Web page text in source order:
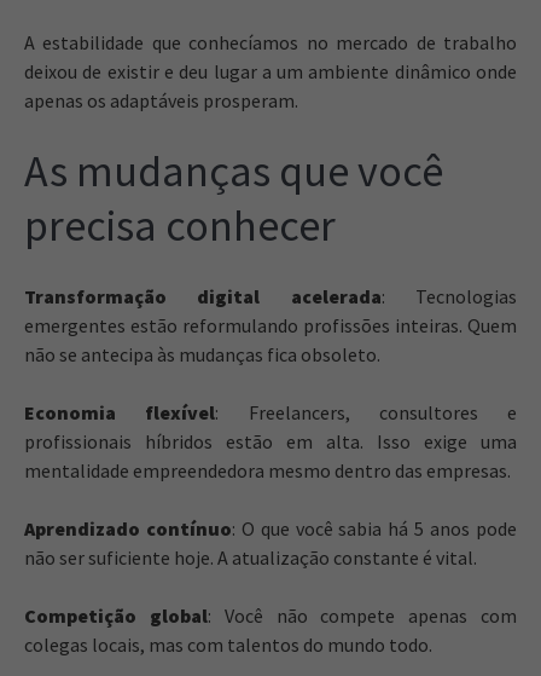
A estabilidade que conhecíamos no mercado de trabalho
deixou de existir e deu lugar a um ambiente dinâmico onde
apenas os adaptáveis prosperam.
As mudanças que você
precisa conhecer
Transformação digital acelerada: Tecnologias
emergentes estão reformulando profissões inteiras. Quem
não se antecipa às mudanças fica obsoleto.
Economia flexível: Freelancers, consultores e
profissionais híbridos estão em alta. Isso exige uma
mentalidade empreendedora mesmo dentro das empresas.
Aprendizado contínuo: O que você sabia há 5 anos pode
não ser suficiente hoje. A atualização constante é vital.
Competição global: Você não compete apenas com
colegas locais, mas com talentos do mundo todo.